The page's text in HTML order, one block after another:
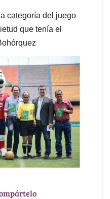
categoría del juego
que tenía el